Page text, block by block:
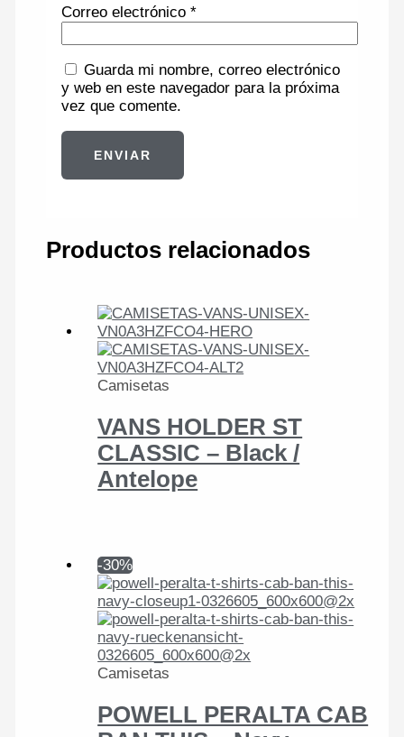
Correo electrónico*
Guarda mi nombre, correo electrónico
y web en este navegador para la próxima
vez que comente.
Productos relacionados
Camisetas
VANS HOLDER ST
CLASSIC – Black /
Antelope
-30%
Camisetas
POWELL PERALTA CAB